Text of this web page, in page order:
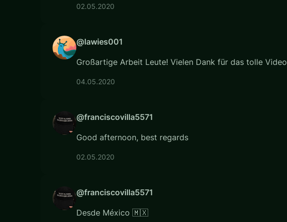
02.05.2020
@lawies001
Großartige Arbeit Leute! Vielen Dank für das tolle Video
04.05.2020
@franciscovilla5571
Good afternoon, best regards
02.05.2020
@franciscovilla5571
Desde México 🇲🇽